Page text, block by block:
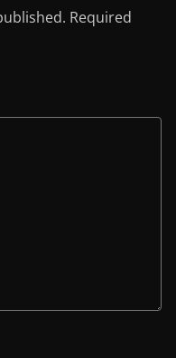
Required